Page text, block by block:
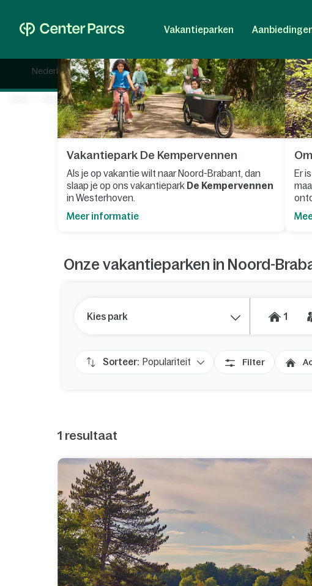
Vakantieparken
Nederland België Duitsland Denemarken Frankrijk
Vakantiepark Nederland Vakantiepark Noord-Brabant
steden, mooie landschappen en natuurlijk het bier.
In Noord-Brabant vind je het allemaal. Van grote bossen,
Vergeet geen bierproeverij te boeken bij een van de vele
op vakantie te gaan, want er zijn ongelofelijk veel opties die
Safaripark Beekse Bergen in Hilvarenbeek.
Vakantiepark De Kempervennen
Als je op vakantie wilt naar Noord-Brabant, dan
slaap je op ons vakantiepark De Kempervennen
in Westerhoven.
Meer informatie
Er
Onze vakantieparken in Noord-
Kies park 1
Sorteer: Populariteit Filter
1 resultaat